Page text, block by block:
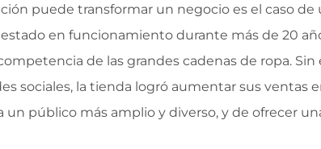
puede transformar un negocio es el caso
en funcionamiento durante más de 20
de las grandes cadenas de ropa.
sociales, la tienda logró aumentar sus ventas
un público más amplio y diverso, y de ofrecer